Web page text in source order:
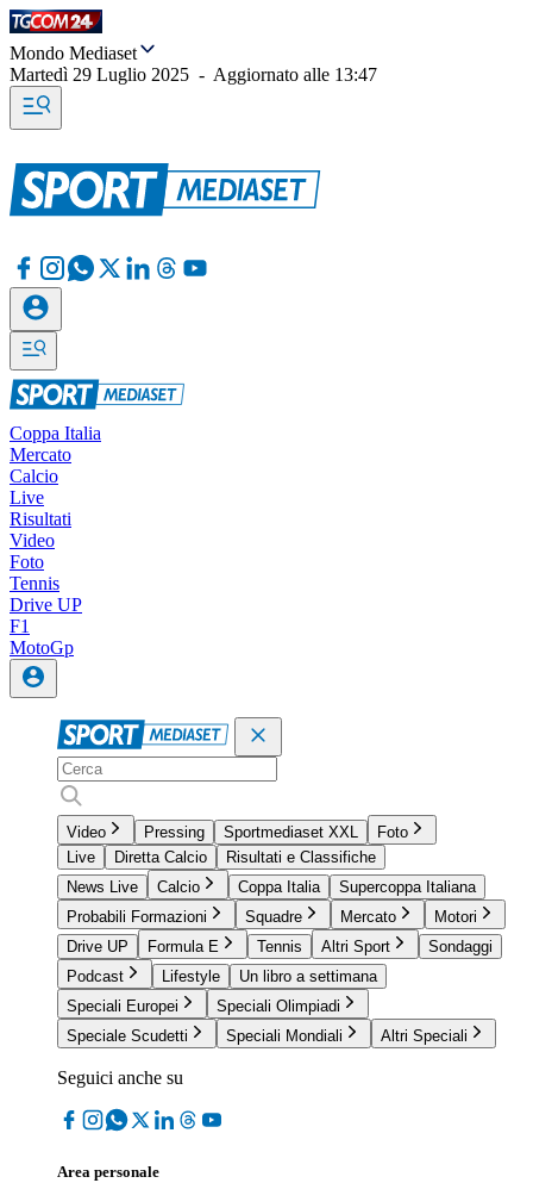
Mondo Mediaset
Martedì 29 Luglio 2025 - Aggiornato alle 13:47
Coppa Italia
Mercato
Calcio
Live
Risultati
Video
Foto
Tennis
Drive UP
F1
MotoGp
Video Pressing Sportmediaset XXL
Foto
Live
Diretta Calcio
Risultati e Classifiche
News Live
Calcio Coppa Italia
Supercoppa Italiana
Probabili Formazioni
Squadre Mercato
Motori
Drive UP
Formula E Tennis Altri Sport
Sondaggi
Podcast
Lifestyle
Un libro a settimana
Speciali Europei
Speciali Olimpiadi
Speciale Scudetti
Speciali Mondiali Altri Speciali
Seguici anche su
Area personale